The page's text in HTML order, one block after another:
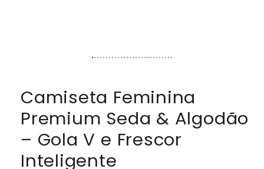
Camiseta Feminina
Premium Seda & Algodão
– Gola V e Frescor
Inteligente